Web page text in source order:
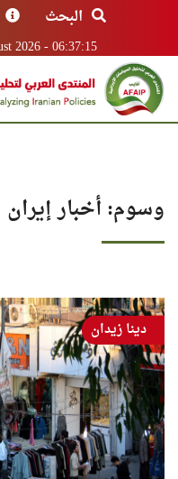
البحث
2026 - 06:37:15
وسوم: أخبار إيران
دينا زيدان